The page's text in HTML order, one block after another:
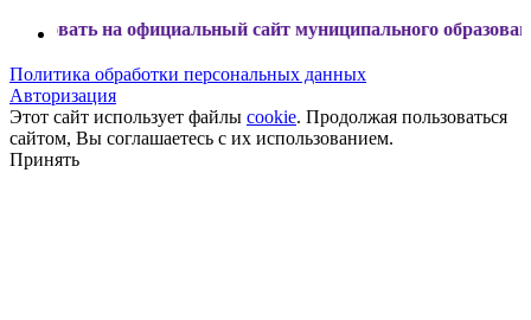
официальный сайт муниципального образования
Политика обработки персональных данных
Авторизация
Этот сайт использует файлы cookie. Продолжая пользоваться
сайтом, Вы соглашаетесь с их использованием.
Принять